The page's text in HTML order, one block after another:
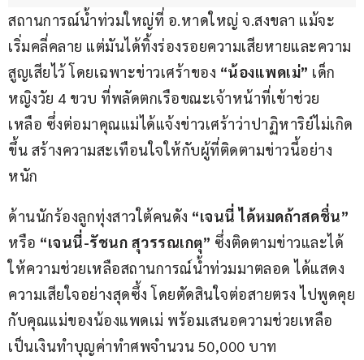
สถานการณ์น้ำท่วมใหญ่ที่ อ.หาดใหญ่ จ.สงขลา แม้จะ
เริ่มคลี่คลาย แต่มันได้ทิ้งร่องรอยความเสียหายและความ
สูญเสียไว้ โดยเฉพาะข่าวเศร้าของ “น้องแพดเม่” เด็ก
หญิงวัย 4 ขวบ ที่พลัดตกเรือขณะเจ้าหน้าที่เข้าช่วย
เหลือ ซึ่งต่อมาคุณแม่ได้แจ้งข่าวเศร้าว่าปาฏิหาริย์ไม่เกิด
ขึ้น สร้างความสะเทือนใจให้กับผู้ที่ติดตามข่าวนี้อย่าง
หนัก
ด้านนักร้องลูกทุ่งสาวใต้คนดัง “เจนนี่ ได้หมดถ้าสดชื่น”
หรือ “เจนนี่-รัชนก สุวรรณเกตุ” ซึ่งติดตามข่าวและได้
ให้ความช่วยเหลือสถานการณ์น้ำท่วมมาตลอด ได้แสดง
ความเสียใจอย่างสุดซึ้ง โดยตัดสินใจต่อสายตรง ไปพูดคุย
กับคุณแม่ของน้องแพดเม่ พร้อมเสนอความช่วยเหลือ
เป็นเงินทำบุญค่าทำศพจำนวน 50,000 บาท